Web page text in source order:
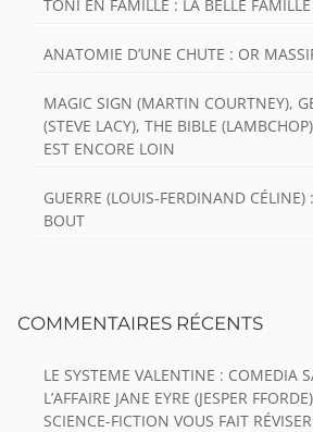
TONI EN FAMILLE : LA BELLE FAMILLE
ANATOMIE D’UNE CHUTE : OR
MAGIC SIGN (MARTIN COURTNEY),
(STEVE LACY), THE BIBLE
EST ENCORE LOIN
GUERRE (LOUIS-FERDINAND CÉLINE)
BOUT
COMMENTAIRES RÉCENTS
LE SYSTEME VALENTINE : COMEDIA
L’AFFAIRE JANE EYRE (JESPER
SCIENCE-FICTION VOUS FAIT